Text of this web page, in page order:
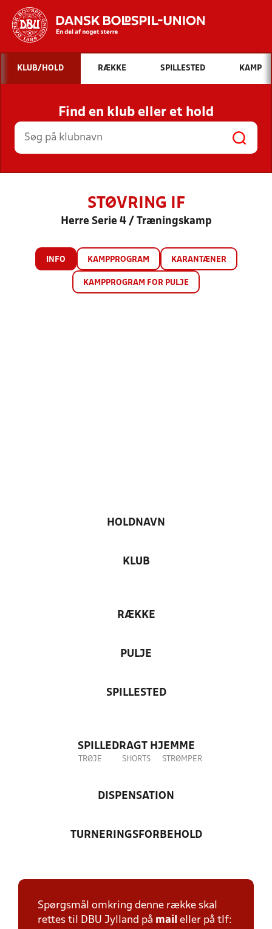
Hvad vil du søge efter?
INDHOLD OG NYHEDER
STILLINGER, RESULTATER, KLUBBER OG
HOLD
KLUB/HOLD RÆKKE SPILLESTED KAMP
Find en klub eller et hold
STØVRING IF
Herre Serie 4 / Træningskamp
INFO KAMPPROGRAM KARANTÆNER
KAMPPROGRAM FOR PULJE
HOLDNAVN
KLUB
RÆKKE
PULJE
SPILLESTED
SPILLEDRAGT HJEMME
TRØJE SHORTS STRØMPER
DISPENSATION
TURNERINGSFORBEHOLD
Spørgsmål omkring denne række skal
rettes til DBU Jylland på mail eller på tlf: